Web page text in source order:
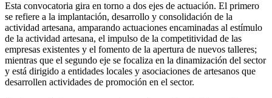
Esta convocatoria gira en torno a dos ejes de actuación. El primero
se refiere a la implantación, desarrollo y consolidación de la
actividad artesana, amparando actuaciones encaminadas al estímulo
de la actividad artesana, el impulso de la competitividad de las
empresas existentes y el fomento de la apertura de nuevos talleres;
mientras que el segundo eje se focaliza en la dinamización del sector
y está dirigido a entidades locales y asociaciones de artesanos que
desarrollen actividades de promoción en el sector.